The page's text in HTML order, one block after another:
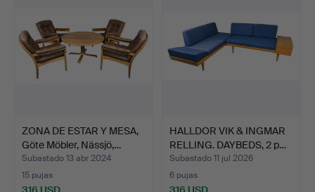
ZONA DE ESTAR Y MESA,
Göte Möbler, Nässjö,…
Subastado 13 abr 2024
15 pujas
HALLDOR VIK & INGMAR
RELLING. DAYBEDS, 2 p…
Subastado 11 jul 2026
6 pujas